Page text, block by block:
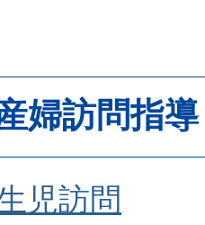
婦訪問指導
児訪問